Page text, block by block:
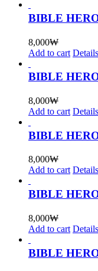
BIBLE
8,000₩
Add to cart Details
BIBLE
8,000₩
Add to cart Details
BIBLE
8,000₩
Add to cart Details
BIBLE
8,000₩
Add to cart Details
BIBLE